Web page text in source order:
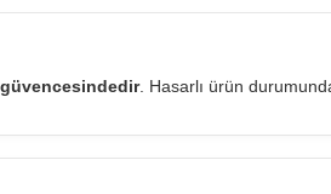
. Hasarlı ürün